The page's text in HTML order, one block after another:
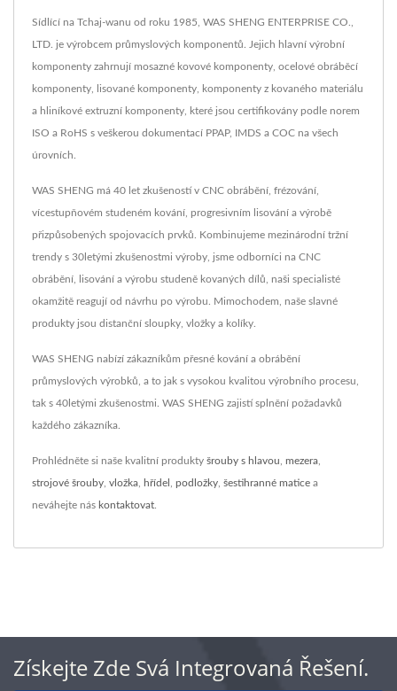
Sídlící na Tchaj-wanu od roku 1985, WAS SHENG ENTERPRISE CO.,
LTD. je výrobcem průmyslových komponentů. Jejich hlavní výrobní
komponenty zahrnují mosazné kovové komponenty, ocelové obráběcí
komponenty, lisované komponenty, komponenty z kovaného materiálu
a hliníkové extruzní komponenty, které jsou certifikovány podle norem
ISO a RoHS s veškerou dokumentací PPAP, IMDS a COC na všech
úrovních.
WAS SHENG má 40 let zkušeností v CNC obrábění, frézování,
vícestupňovém studeném kování, progresivním lisování a výrobě
přizpůsobených spojovacích prvků. Kombinujeme mezinárodní tržní
trendy s 30letými zkušenostmi výroby, jsme odborníci na CNC
obrábění, lisování a výrobu studeně kovaných dílů, naši specialisté
okamžitě reagují od návrhu po výrobu. Mimochodem, naše slavné
produkty jsou distanční sloupky, vložky a kolíky.
WAS SHENG nabízí zákazníkům přesné kování a obrábění
průmyslových výrobků, a to jak s vysokou kvalitou výrobního procesu,
tak s 40letými zkušenostmi. WAS SHENG zajistí splnění požadavků
každého zákazníka.
Prohlédněte si naše kvalitní produkty šrouby s hlavou mezera
strojové šrouby vložka hřídel podložky šestihranné matice a
neváhejte nás kontaktovat
Získejte Zde Svá Integrovaná Řešení.